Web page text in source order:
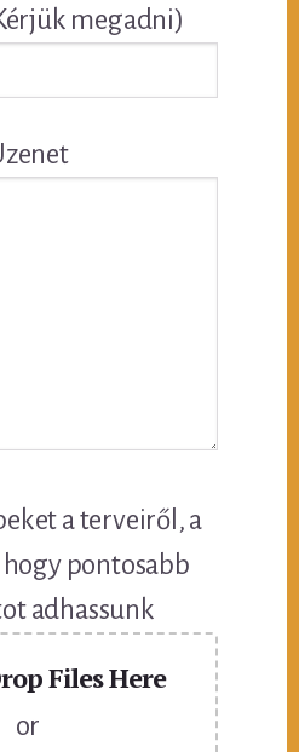
megadni)
a terveiről, a
pontosabb
adhassunk
Files Here
or